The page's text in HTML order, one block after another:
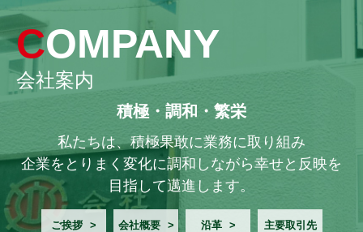
COMPANY
会社案内
積極・調和・繁栄
私たちは、積極果敢に業務に取り組み
企業をとりまく変化に調和しながら幸せと反映を
目指して邁進します。
ご挨拶 会社概要 沿革 主要取引先